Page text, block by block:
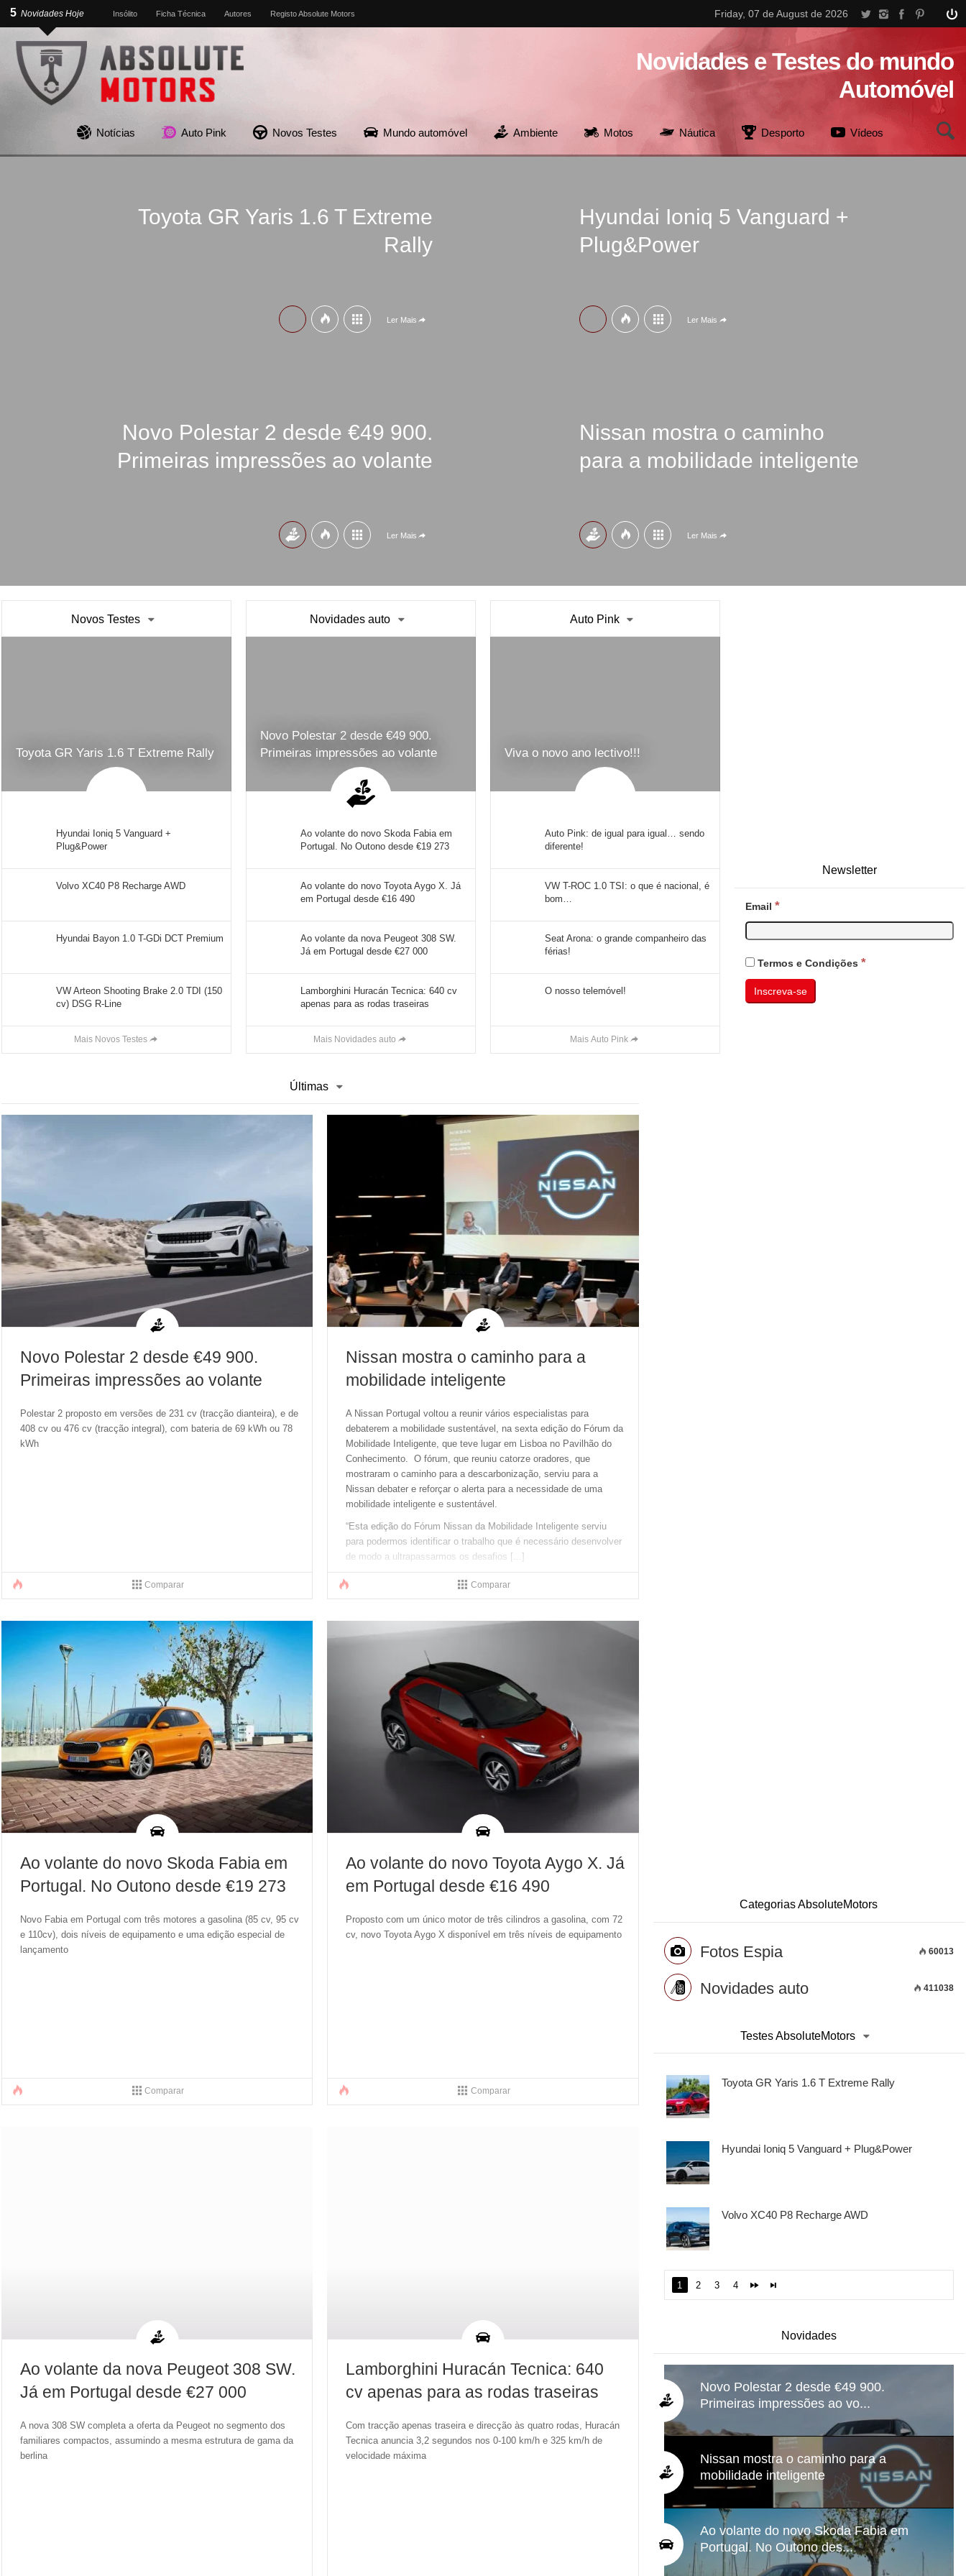
5 Novidades Hoje Insólito Ficha Técnica Autores Registo Absolute Motors Friday, 07 de August de 2026
Novidades e Testes do mundo
Automóvel
Notícias Auto Pink Novos Testes Mundo automóvel Ambiente Motos Náutica Desporto Vídeos
Toyota GR Yaris 1.6 T Extreme
Rally
Ler Mais
Hyundai Ioniq 5 Vanguard +
Plug&Power
Ler Mais
Novo Polestar 2 desde €49 900.
Primeiras impressões ao volante
Ler Mais
Nissan mostra o caminho
para a mobilidade inteligente
Ler Mais
Novos Testes
Toyota GR Yaris 1.6 T Extreme Rally
Hyundai Ioniq 5 Vanguard +
Plug&Power
Volvo XC40 P8 Recharge AWD
Hyundai Bayon 1.0 T-GDi DCT Premium
VW Arteon Shooting Brake 2.0 TDI (150
cv) DSG R-Line
Mais Novos Testes
Novidades auto
Novo Polestar 2 desde €49 900.
Primeiras impressões ao volante
Ao volante do novo Skoda Fabia em
Portugal. No Outono desde €19 273
Ao volante do novo Toyota Aygo X. Já
em Portugal desde €16 490
Ao volante da nova Peugeot 308 SW.
Já em Portugal desde €27 000
Lamborghini Huracán Tecnica: 640 cv
apenas para as rodas traseiras
Mais Novidades auto
Auto Pink
Viva o novo ano lectivo!!!
Auto Pink: de igual para igual… sendo
diferente!
VW T-ROC 1.0 TSI: o que é nacional, é
bom…
Seat Arona: o grande companheiro das
férias!
O nosso telemóvel!
Mais Auto Pink
Newsletter
Email *
Termos e Condições *
Últimas
Novo Polestar 2 desde €49 900.
Primeiras impressões ao volante
Polestar 2 proposto em versões de 231 cv (tracção dianteira), e de
408 cv ou 476 cv (tracção integral), com bateria de 69 kWh ou 78
kWh
Comparar
Nissan mostra o caminho para a
mobilidade inteligente
A Nissan Portugal voltou a reunir vários especialistas para
debaterem a mobilidade sustentável, na sexta edição do Fórum da
Mobilidade Inteligente, que teve lugar em Lisboa no Pavilhão do
Conhecimento. O fórum, que reuniu catorze oradores, que
mostraram o caminho para a descarbonização, serviu para a
Nissan debater e reforçar o alerta para a necessidade de uma
mobilidade inteligente e sustentável.
“Esta edição do Fórum Nissan da Mobilidade Inteligente serviu
para podermos identificar o trabalho que é necessário desenvolver
de modo a ultrapassarmos os desafios [...]
Comparar
Ao volante do novo Skoda Fabia em
Portugal. No Outono desde €19 273
Novo Fabia em Portugal com três motores a gasolina (85 cv, 95 cv
e 110cv), dois níveis de equipamento e uma edição especial de
lançamento
Comparar
Ao volante do novo Toyota Aygo X. Já
em Portugal desde €16 490
Proposto com um único motor de três cilindros a gasolina, com 72
cv, novo Toyota Aygo X disponível em três níveis de equipamento
Comparar
Ao volante da nova Peugeot 308 SW.
Já em Portugal desde €27 000
A nova 308 SW completa a oferta da Peugeot no segmento dos
familiares compactos, assumindo a mesma estrutura de gama da
berlina
Lamborghini Huracán Tecnica: 640
cv apenas para as rodas traseiras
Com tracção apenas traseira e direcção às quatro rodas, Huracán
Tecnica anuncia 3,2 segundos nos 0-100 km/h e 325 km/h de
velocidade máxima
Categorias AbsoluteMotors
60013
Fotos Espia
411038
Novidades auto
Testes AbsoluteMotors
Toyota GR Yaris 1.6 T Extreme Rally
Hyundai Ioniq 5 Vanguard + Plug&Power
Volvo XC40 P8 Recharge AWD
1 2 3 4
Novidades
Novo Polestar 2 desde €49 900.
Primeiras impressões ao vo...
Nissan mostra o caminho para a
mobilidade inteligente
Ao volante do novo Skoda Fabia em
Portugal. No Outono des...